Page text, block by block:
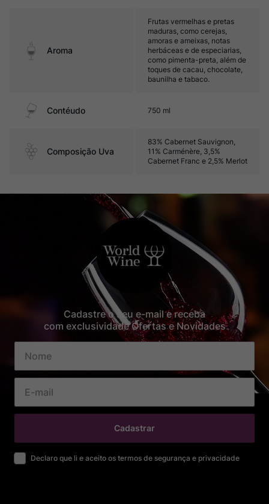
Aroma
Frutas vermelhas e pretas
maduras, como cerejas,
amoras e ameixas, notas
herbáceas e de especiarias,
como pimenta-preta, além de
toques de cacau, chocolate,
baunilha e tabaco.
Contéudo 750 ml
Composição Uva
83% Cabernet Sauvignon,
11% Carménère, 3,5%
Cabernet Franc e 2,5% Merlot
Cadastre o seu e-mail e receba
com exclusividade Ofertas e Novidades
Cadastrar
Declaro que li e aceito os termos de segurança e privacidade